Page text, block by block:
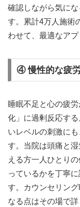
確認しながら気に
す。累計4万人施術
わせて、最適なアプ
④ 慢性的な疲
睡眠不足と心の疲
化」に過剰反応す
いレベルの刺激に
す。当院は頭痛と
える方一人ひとり
っているかを丁寧
す。カウンセリン
なる点はその場で